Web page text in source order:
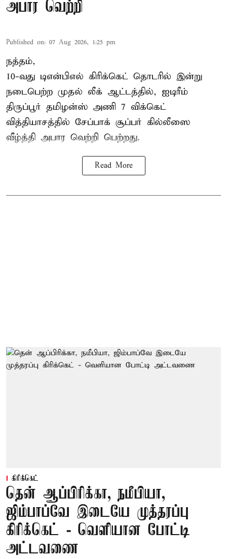
அபார வெற்றி
Published on: 07 Aug 2026, 1:25 pm
நத்தம்,
10-வது டிஎன்பிஎல் கிரிக்கெட் தொடரில் இன்று
நடைபெற்ற முதல் லீக் ஆட்டத்தில், ஐடிரீம்
திருப்பூர் தமிழன்ஸ் அணி 7 விக்கெட்
வித்தியாசத்தில் சேப்பாக் சூப்பர் கில்லீஸை
வீழ்த்தி அபார வெற்றி பெற்றது.
Read More
கிரிக்கெட்
தென் ஆப்பிரிக்கா, நமீபியா,
ஜிம்பாப்வே இடையே முத்தரப்பு
கிரிக்கெட் - வெளியான போட்டி
அட்டவணை